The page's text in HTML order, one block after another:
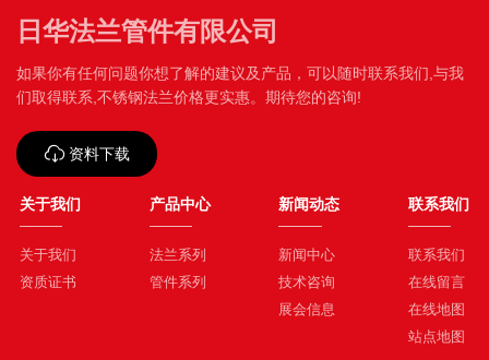
日华法兰管件有限公司
如果你有任何问题你想了解的建议及产品，可以随时联系我们,与我
们取得联系,不锈钢法兰价格更实惠。期待您的咨询!
资料下载
关于我们
关于我们
资质证书
产品中心
法兰系列
管件系列
新闻动态
新闻中心
技术咨询
展会信息
联系我们
联系我们
在线留言
在线地图
站点地图